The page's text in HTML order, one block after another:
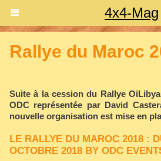
4x4-Mag
Rallye du Maroc
Suite à la cession du Rallye
ODC représentée par David
nouvelle organisation est mise en
LE RALLYE DU MAROC 2018 :
OCTOBRE 2018 BY ODC